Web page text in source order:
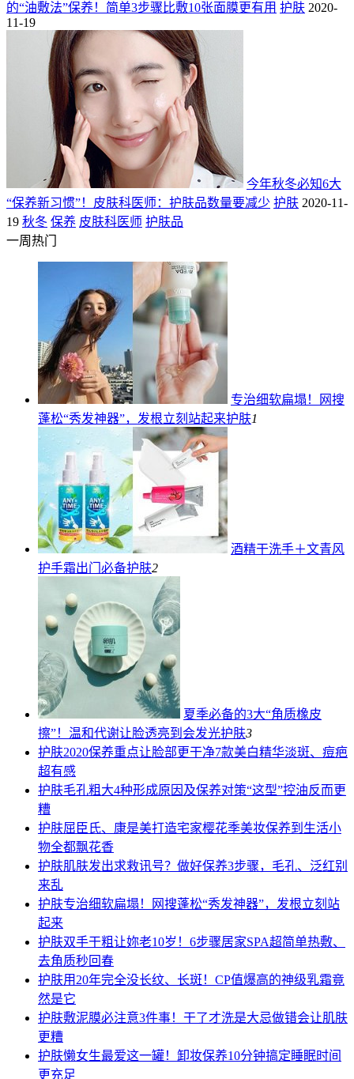
的“油敷法”保养！简单3步骤比敷10张面膜更有用 护肤 2020-
11-19
今年秋冬必知6大
“保养新习惯”！皮肤科医师：护肤品数量要减少 护肤 2020-11-
19 秋冬 保养 皮肤科医师 护肤品
一周热门
专治细软扁塌！网搜
蓬松“秀发神器”，发根立刻站起来护肤1
酒精干洗手＋文青风
护手霜出门必备护肤2
夏季必备的3大“角质橡皮
擦”！温和代谢让脸透亮到会发光护肤3
护肤2020保养重点让脸部更干净7款美白精华淡斑、痘疤
超有感
护肤毛孔粗大4种形成原因及保养对策“这型”控油反而更
糟
护肤屈臣氏、康是美打造宅家樱花季美妆保养到生活小
物全都飘花香
护肤肌肤发出求救讯号？做好保养3步骤，毛孔、泛红别
来乱
护肤专治细软扁塌！网搜蓬松“秀发神器”，发根立刻站
起来
护肤双手干粗让妳老10岁！6步骤居家SPA超简单热敷、
去角质秒回春
护肤用20年完全没长纹、长斑！CP值爆高的神级乳霜竟
然是它
护肤敷泥膜必注意3件事！干了才洗是大忌做错会让肌肤
更糟
护肤懒女生最爱这一罐！卸妆保养10分钟搞定睡眠时间
更充足